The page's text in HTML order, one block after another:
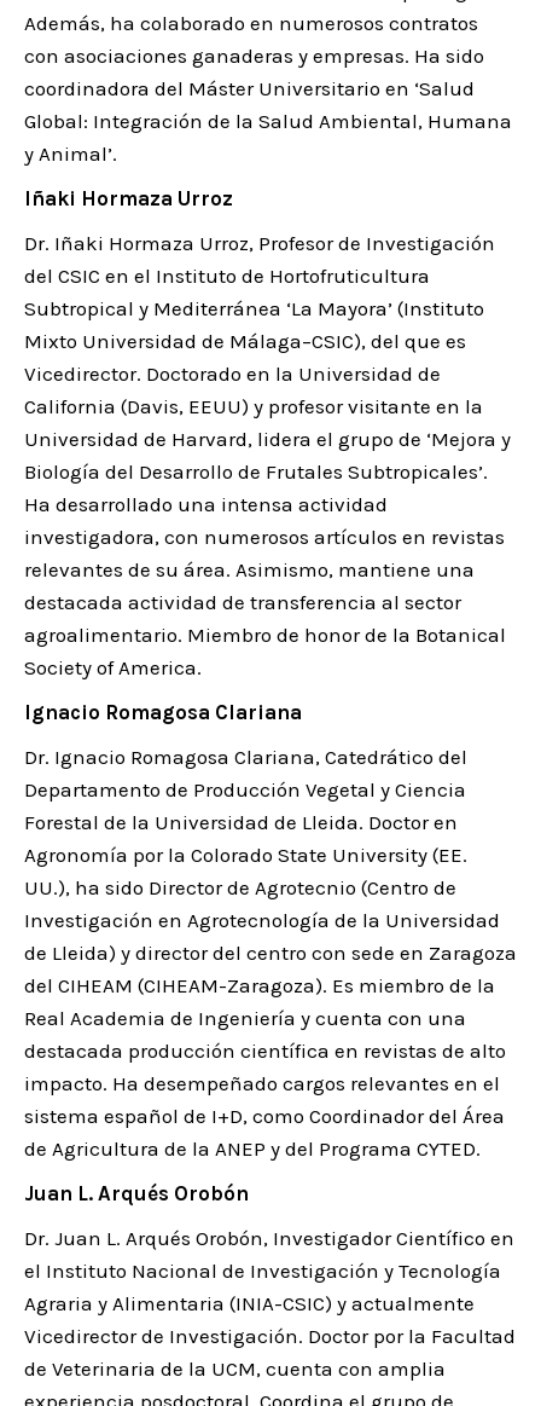
Además, ha colaborado en numerosos contratos
con asociaciones ganaderas y empresas. Ha sido
coordinadora del Máster Universitario en ‘Salud
Global: Integración de la Salud Ambiental, Humana
y Animal’.
Iñaki Hormaza Urroz
Dr. Iñaki Hormaza Urroz, Profesor de Investigación
del CSIC en el Instituto de Hortofruticultura
Subtropical y Mediterránea ‘La Mayora’ (Instituto
Mixto Universidad de Málaga–CSIC), del que es
Vicedirector. Doctorado en la Universidad de
California (Davis, EEUU) y profesor visitante en la
Universidad de Harvard, lidera el grupo de ‘Mejora y
Biología del Desarrollo de Frutales Subtropicales’.
Ha desarrollado una intensa actividad
investigadora, con numerosos artículos en revistas
relevantes de su área. Asimismo, mantiene una
destacada actividad de transferencia al sector
agroalimentario. Miembro de honor de la Botanical
Society of America.
Ignacio Romagosa Clariana
Dr. Ignacio Romagosa Clariana, Catedrático del
Departamento de Producción Vegetal y Ciencia
Forestal de la Universidad de Lleida. Doctor en
Agronomía por la Colorado State University (EE.
UU.), ha sido Director de Agrotecnio (Centro de
Investigación en Agrotecnología de la Universidad
de Lleida) y director del centro con sede en Zaragoza
del CIHEAM (CIHEAM-Zaragoza). Es miembro de la
Real Academia de Ingeniería y cuenta con una
destacada producción científica en revistas de alto
impacto. Ha desempeñado cargos relevantes en el
sistema español de I+D, como Coordinador del Área
de Agricultura de la ANEP y del Programa CYTED.
Juan L. Arqués Orobón
Dr. Juan L. Arqués Orobón, Investigador Científico en
el Instituto Nacional de Investigación y Tecnología
Agraria y Alimentaria (INIA-CSIC) y actualmente
Vicedirector de Investigación. Doctor por la Facultad
de Veterinaria de la UCM, cuenta con amplia
experiencia posdoctoral. Coordina el grupo de